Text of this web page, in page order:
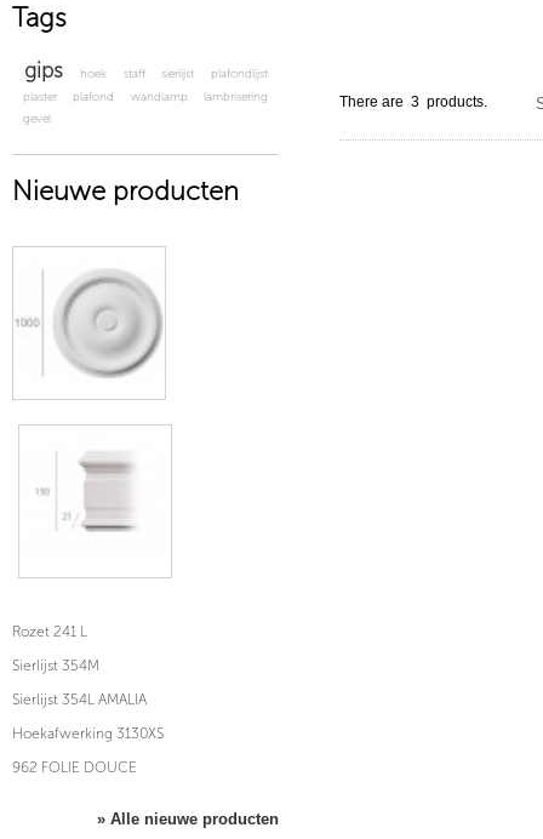
Tags
gips hoek staff sierlijst
plafondlijst
plaster
plafond wandlamp
lambrisering
gevel
Nieuwe producten
Rozet 241 L
Sierlijst 354M
Sierlijst 354L AMALIA
Hoekafwerking 3130XS
962 FOLIE DOUCE
» Alle nieuwe producten
There are 3 products.